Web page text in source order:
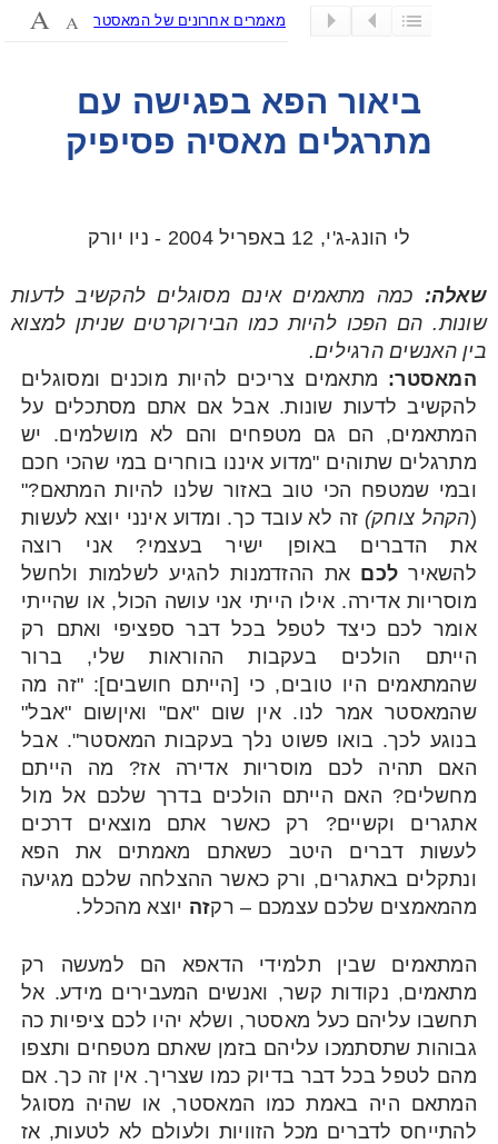
מאמרים אחרונים של המאסטר
ביאור הפא בפגישה עם
מתרגלים מאסיה פסיפיק
לי הונג-ג'י, 12 באפריל 2004 - ניו יורק
שאלה: כמה מתאמים אינם מסוגלים להקשיב לדעות
שונות. הם הפכו להיות כמו הבירוקרטים שניתן למצוא
בין האנשים הרגילים.
המאסטר: מתאמים צריכים להיות מוכנים ומסוגלים
להקשיב לדעות שונות. אבל אם אתם מסתכלים על
המתאמים, הם גם מטפחים והם לא מושלמים. יש
מתרגלים שתוהים "מדוע איננו בוחרים במי שהכי חכם
ובמי שמטפח הכי טוב באזור שלנו להיות המתאם?"
(הקהל צוחק) זה לא עובד כך. ומדוע אינני יוצא לעשות
את הדברים באופן ישיר בעצמי? אני רוצה
להשאיר לכם את ההזדמנות להגיע לשלמות ולחשל
מוסריות אדירה. אילו הייתי אני עושה הכול, או שהייתי
אומר לכם כיצד לטפל בכל דבר ספציפי ואתם רק
הייתם הולכים בעקבות ההוראות שלי, ברור
שהמתאמים היו טובים, כי [הייתם חושבים]: "זה מה
שהמאסטר אמר לנו. אין שום "אם" ואיןשום "אבל"
בנוגע לכך. בואו פשוט נלך בעקבות המאסטר". אבל
האם תהיה לכם מוסריות אדירה אז? מה הייתם
מחשלים? האם הייתם הולכים בדרך שלכם אל מול
אתגרים וקשיים? רק כאשר אתם מוצאים דרכים
לעשות דברים היטב כשאתם מאמתים את הפא
ונתקלים באתגרים, ורק כאשר ההצלחה שלכם מגיעה
מהמאמצים שלכם עצמכם – רקזה יוצא מהכלל.
המתאמים שבין תלמידי הדאפא הם למעשה רק
מתאמים, נקודות קשר, ואנשים המעבירים מידע. אל
תחשבו עליהם כעל מאסטר, ושלא יהיו לכם ציפיות כה
גבוהות שתסתמכו עליהם בזמן שאתם מטפחים ותצפו
מהם לטפל בכל דבר בדיוק כמו שצריך. אין זה כך. אם
המתאם היה באמת כמו המאסטר, או שהיה מסוגל
להתייחס לדברים מכל הזוויות ולעולם לא לטעות, אז